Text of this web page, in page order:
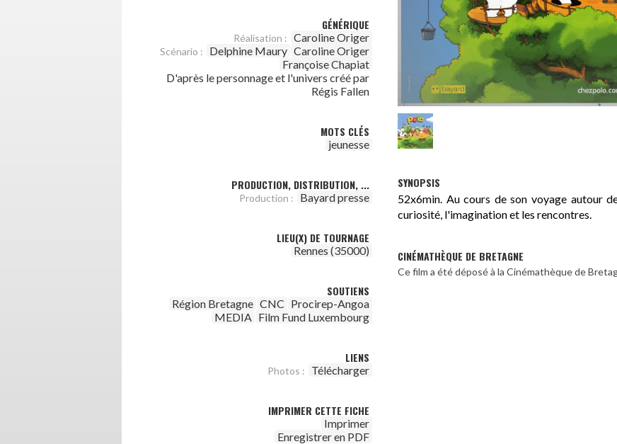
GÉNÉRIQUE
Réalisation : Caroline Origer
Scénario : Delphine Maury Caroline Origer
Françoise Chapiat
D'après le personnage et l'univers créé par
Régis Fallen
MOTS CLÉS
jeunesse
PRODUCTION, DISTRIBUTION, ...
Production : Bayard presse
LIEU(X) DE TOURNAGE
Rennes (35000)
SOUTIENS
Région Bretagne CNC Procirep-Angoa
MEDIA Film Fund Luxembourg
LIENS
Photos : Télécharger
IMPRIMER CETTE FICHE
Imprimer
Enregistrer en PDF
SYNOPSIS
52x6min. Au cours de son voyage autour
curiosité, l'imagination et les rencontres.
CINÉMATHÈQUE DE BRETAGNE
Ce film a été déposé à la Cinémathèque de